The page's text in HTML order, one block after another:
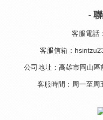
-
客服電話
客服信箱：
公司地址：高雄市岡山
客服時間：周一至
(國